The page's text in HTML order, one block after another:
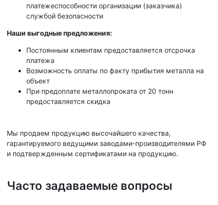
платежеспособности организации (заказчика)
службой безопасности
Наши выгодные предложения:
Постоянным клиентам предоставляется отсрочка
платежа
Возможность оплаты по факту прибытия металла на
объект
При предоплате металлопроката от 20 тонн
предоставляется скидка
Мы продаем продукцию высочайшего качества,
гарантируемого ведущими заводами-производителями РФ
и подтвержденным сертификатами на продукцию.
Часто задаваемые вопросы